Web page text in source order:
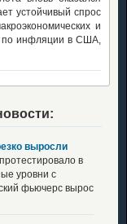
устойчивый спрос
и
по инфляции в США,
выросли
в
уровни с
фьючерс вырос